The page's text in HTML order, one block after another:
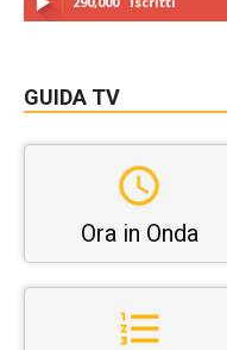
GUIDA TV
Ora in Onda